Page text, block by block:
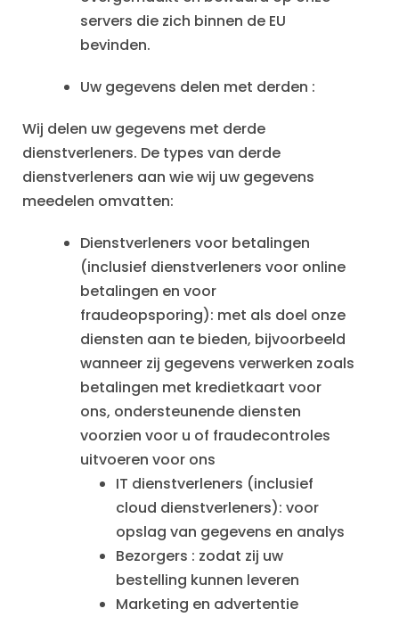
servers die zich binnen de EU
bevinden.
Uw gegevens delen met derden :
Wij delen uw gegevens met derde
dienstverleners. De types van derde
dienstverleners aan wie wij uw gegevens
meedelen omvatten:
Dienstverleners voor betalingen
(inclusief dienstverleners voor online
betalingen en voor
fraudeopsporing): met als doel onze
diensten aan te bieden, bijvoorbeeld
wanneer zij gegevens verwerken zoals
betalingen met kredietkaart voor
ons, ondersteunende diensten
voorzien voor u of fraudecontroles
uitvoeren voor ons
IT dienstverleners (inclusief
cloud dienstverleners): voor
opslag van gegevens en analys
Bezorgers : zodat zij uw
bestelling kunnen leveren
Marketing en advertentie